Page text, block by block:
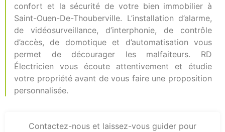
confort et la sécurité de votre bien immobilier à
Saint-Ouen-De-Thouberville. L’installation d’alarme,
de vidéosurveillance, d’interphonie, de contrôle
d’accès, de domotique et d’automatisation vous
permet de décourager les malfaiteurs. RD
Électricien vous écoute attentivement et étudie
votre propriété avant de vous faire une proposition
personnalisée.
Contactez-nous et laissez-vous guider pour